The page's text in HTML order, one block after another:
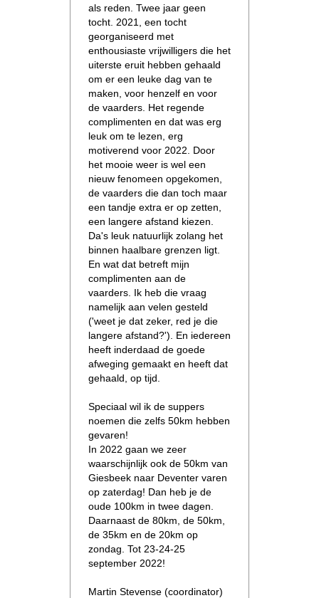
als reden. Twee jaar geen
tocht. 2021, een tocht
georganiseerd met
enthousiaste vrijwilligers die het
uiterste eruit hebben gehaald
om er een leuke dag van te
maken, voor henzelf en voor
de vaarders. Het regende
complimenten en dat was erg
leuk om te lezen, erg
motiverend voor 2022. Door
het mooie weer is wel een
nieuw fenomeen opgekomen,
de vaarders die dan toch maar
een tandje extra er op zetten,
een langere afstand kiezen.
Da's leuk natuurlijk zolang het
binnen haalbare grenzen ligt.
En wat dat betreft mijn
complimenten aan de
vaarders. Ik heb die vraag
namelijk aan velen gesteld
('weet je dat zeker, red je die
langere afstand?'). En iedereen
heeft inderdaad de goede
afweging gemaakt en heeft dat
gehaald, op tijd.
Speciaal wil ik de suppers
noemen die zelfs 50km hebben
gevaren!
In 2022 gaan we zeer
waarschijnlijk ook de 50km van
Giesbeek naar Deventer varen
op zaterdag! Dan heb je de
oude 100km in twee dagen.
Daarnaast de 80km, de 50km,
de 35km en de 20km op
zondag. Tot 23-24-25
september 2022!
Martin Stevense (coordinator)